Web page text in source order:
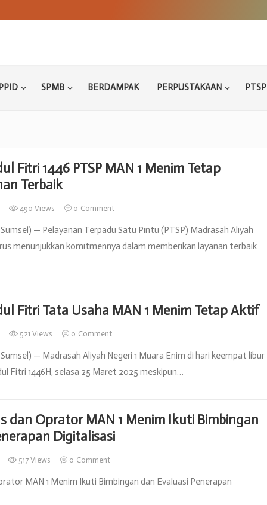
PPID SPMB BERDAMPAK PERPUSTAKAAN PTSP
Fitri 1446 PTSP MAN 1 Menim Tetap
Terbaik
490 Views 0 Comment
— Pelayanan Terpadu Satu Pintu (PTSP) Madrasah Aliyah
menunjukkan komitmennya dalam memberikan layanan terbaik
Fitri Tata Usaha MAN 1 Menim Tetap Aktif
521 Views 0 Comment
— Madrasah Aliyah Negeri 1 Muara Enim di hari keempat libur
Fitri 1446H, selasa 25 Maret 2025 meskipun…
dan Oprator MAN 1 Menim Ikuti Bimbingan
Digitalisasi
517 Views 0 Comment
MAN 1 Menim Ikuti Bimbingan dan Evaluasi Penerapan